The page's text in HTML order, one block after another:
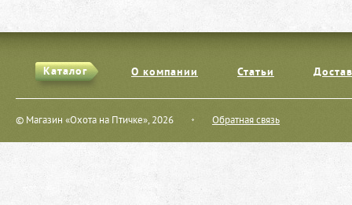
Каталог О компании Статьи
© Магазин «Охота на Птичке», 2026 Обратная связь